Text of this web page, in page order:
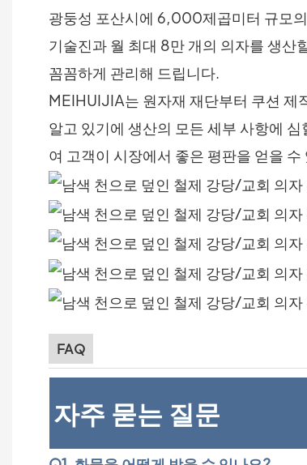
광둥성 포산시에 6,000제곱미터 규모
기술진과 월 최대 8만 개의 의자를 생산
꼼꼼하게 관리해 드립니다.
MEIHUIJIA는 원자재 재단부터 쿠션 제
알고 있기에 생산의 모든 세부 사항에
여 고객이 시장에서 좋은 평판을 얻을
FAQ
자주 묻는 질문